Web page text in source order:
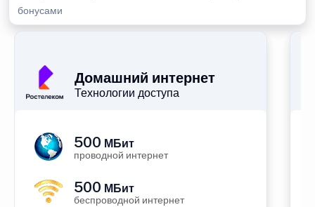
бонусами
Домашний интернет
Технологии доступа
500 МБит
проводной интернет
500 МБит
беспроводной интернет